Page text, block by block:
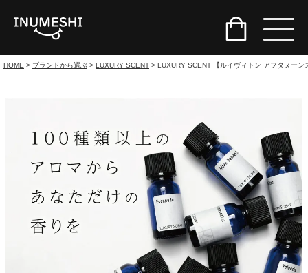
HOME ブランドから選ぶ LUXURY SCENT LUXURY SCENT 【ルイヴィトン アフタヌーン